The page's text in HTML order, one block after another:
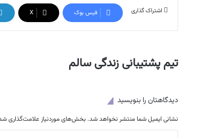
اشتراک گذاری فیس بوک X
تیم پشتیبانی زندگی سالم
دیدگاهتان را بنویسید
نشانی ایمیل شما منتشر نخواهد شد. بخش‌های موردنیاز علامت‌گذاری